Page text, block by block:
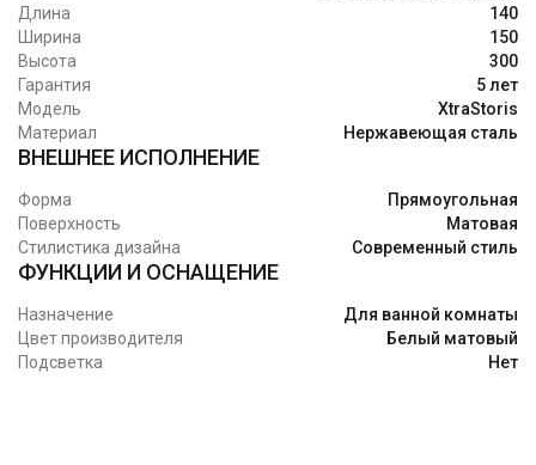
Длина
140
Ширина
150
Высота
300
Гарантия
5 лет
Модель
XtraStoris
Материал
Нержавеющая сталь
ВНЕШНЕЕ ИСПОЛНЕНИЕ
Форма
Прямоугольная
Поверхность
Матовая
Стилистика дизайна
Современный стиль
ФУНКЦИИ И ОСНАЩЕНИЕ
Назначение
Для ванной комнаты
Цвет производителя
Белый матовый
Подсветка
Нет